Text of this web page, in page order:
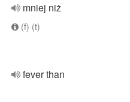
mniej niż
(f) (t)
fever than